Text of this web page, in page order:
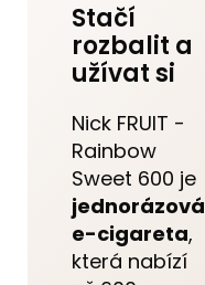
Stačí
rozbalit a
užívat si
Nick FRUIT -
Rainbow
Sweet 600 je
jednorázová
e-cigareta,
která nabízí